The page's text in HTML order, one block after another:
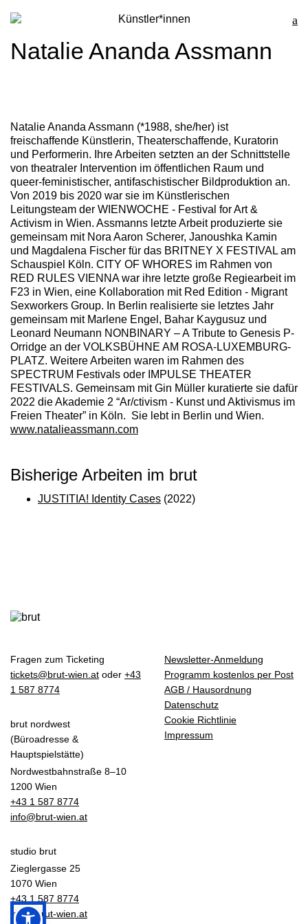
Künstler*innen
Natalie Ananda Assmann
Natalie Ananda Assmann (*1988, she/her) ist
freischaffende Künstlerin, Theaterschaffende, Kuratorin
und Performerin. Ihre Arbeiten setzten an der Schnittstelle
von theatraler Intervention im öffentlichen Raum und
queer-feministischer, antifaschistischer Bildproduktion an.
Von 2019 bis 2020 war sie im Künstlerischen
Leitungsteam der WIENWOCHE - Festival for Art &
Activism in Wien. Assmanns letzte Arbeit produzierte sie
gemeinsam mit Nora Aaron Scherer, Janoushka Kamin
und Magdalena Fischer für das BRITNEY X FESTIVAL am
Schauspiel Köln. CITY OF WHORES im Rahmen von
RED RULES VIENNAwar ihre letzte große Regiearbeit im
F23 in Wien, eine Kollaboration mit Red Edition - Migrant
Sexworkers Group. In Berlin realisierte sie letztes Jahr
gemeinsam mit Marlene Engel, Bahar Kaygusuz und
Leonard Neumann NONBINARY – A Tribute to Genesis P-
Orridge an der VOLKSBÜHNE AM ROSA-LUXEMBURG-
PLATZ. Weitere Arbeiten waren im Rahmen des
SPECTRUM Festivals oder IMPULSE THEATER
FESTIVALS. Gemeinsam mit Gin Müller kuratierte sie dafür
2022 die Akademie 2 “Ar/ctivism - Kunst und Aktivismus im
Freien Theater” in Köln. Sie lebt in Berlin und Wien.
www.natalieassmann.com
Bisherige Arbeiten im brut
JUSTITIA! Identity Cases (2022)
Fragen zum Ticketing
tickets@brut-wien.at oder +43
1 587 8774
brut nordwest
(Büroadresse &
Hauptspielstätte)
Nordwestbahnstraße 8–10
1200 Wien
+43 1 587 8774
info@brut-wien.at
studio brut
Zieglergasse 25
1070 Wien
+43 1 587 8774
info@brut-wien.at
Newsletter-Anmeldung
Programm kostenlos per Post
AGB / Hausordnung
Datenschutz
Cookie Richtlinie
Impressum